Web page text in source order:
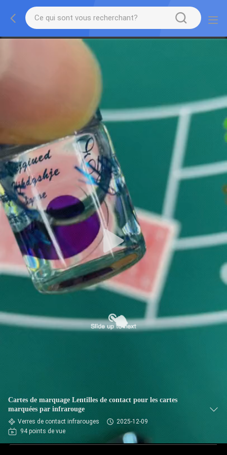
Cartes de marquage Lentilles de contact pour les cartes
marquées par infrarouge
Verres de contact infrarouges
2025-12-09
94 points de vue